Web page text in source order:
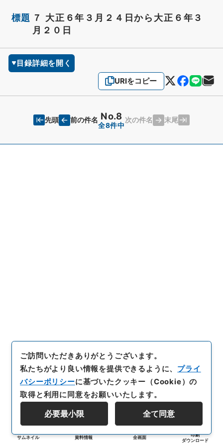
標題 ７ 大正６年３月２４日から大正６年３
月２０日
目録詳細を開く
URIをコピー
先頭 前の件名 No.8
全8件中
次の件名 末尾
サムネイル 資料情報 全画面
印刷
ダウンロード
ご訪問いただきありがとうございます。
私たちがより良い情報を提供できるように、 プライ
バシーポリシーに基づいたクッキー（Cookie）の
取得と利用に同意をお願いいたします。
必要最小限 全て同意